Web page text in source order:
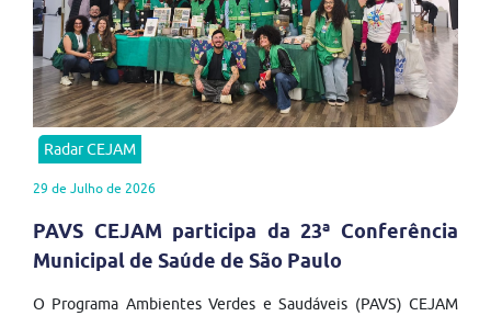
Radar CEJAM
29 de Julho de 2026
PAVS CEJAM participa da 23ª Conferência
Municipal de Saúde de São Paulo
O Programa Ambientes Verdes e Saudáveis (PAVS) CEJAM